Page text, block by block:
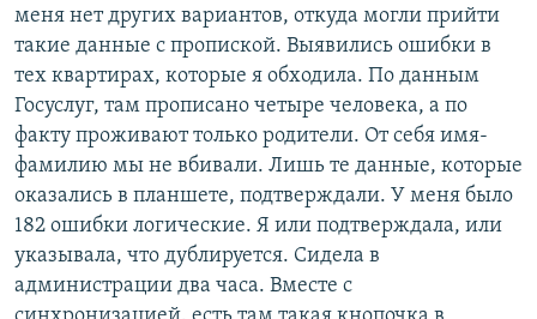
меня нет других вариантов, откуда могли прийти
такие данные с пропиской. Выявились ошибки в
тех квартирах, которые я обходила. По данным
Госуслуг, там прописано четыре человека, а по
факту проживают только родители. От себя имя-
фамилию мы не вбивали. Лишь те данные, которые
оказались в планшете, подтверждали. У меня было
182 ошибки логические. Я или подтверждала, или
указывала, что дублируется. Сидела в
администрации два часа. Вместе с